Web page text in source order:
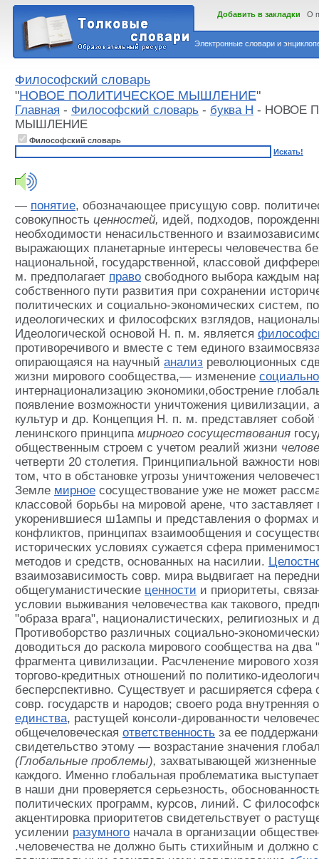
Электронные словари и
Добавить в закладки О
Философский словарь
"НОВОЕ ПОЛИТИЧЕСКОЕ МЫШЛЕНИЕ"
Главная - Философский словарь - буква Н - НОВОЕ
МЫШЛЕНИЕ
Философский словарь
Искать!
— понятие, обозначающее присущую совр.
совокупность ценностей, идей, подходов,
необходимости ненасильственного и
выражающих планетарные интересы человечества
национальной, государственной, классовой
м. предполагает право свободного выбора каждым
собственного пути развития при сохранении
политических и социально-экономических систем,
идеологических и философских взглядов,
Идеологической основой Н. п. м. является
противоречивого и вместе с тем единого
опирающаяся на научный анализ революционных
жизни мирового сообщества,— изменение
интернационализацию экономики,обострение
появление возможности уничтожения цивилизации,
культур и др. Концепция Н. п. м. представляет собой
ленинского принципа мирного сосуществования
общественным строем с учетом реалий жизни
четверти 20 столетия. Принципиальной важности
том, что в обстановке угрозы уничтожения
Земле мирное сосуществование уже не может
классовой борьбы на мировой арене, что заставляет
укоренившиеся ш1ампы и представления о формах
конфликтов, принципах взаимообщения и
исторических условиях сужается сфера
методов и средств, основанных на насилии.
взаимозависимость совр. мира выдвигает на
общегуманистические ценности и приоритеты,
условии выживания человечества как такового,
"образа врага", националистических, религиозных и
Противоборство различных социально-
доводиться до раскола мирового сообщества на
фрагмента цивилизации. Расчленение мирового
торгово-кредитных отношений по политико-
бесперспективно. Существует и расширяется сфера
совр. государств и народов; своего рода внутренняя
единства, растущей консоли-дированности
общечеловеческая ответственность за ее
свидетельство этому — возрастание значения
(Глобальные проблемы), захватывающей жизненные
каждого. Именно глобальная проблематика
в наши дни проверяется серьезность,
политических программ, курсов, линий. С
акцентировка приоритетов свидетельствует о
усилении разумного начала в организации
.человечества не должно быть стихийным и должно